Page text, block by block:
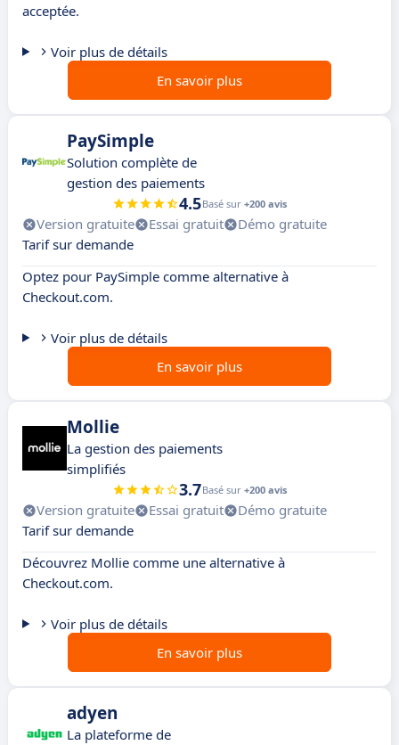
acceptée.
Voir plus de détails
En savoir plus
PaySimple
Solution complète de
gestion des paiements
4.5Basé sur +200 avis
Version gratuite Essai gratuit
Démo gratuite
Tarif sur demande
Optez pour PaySimple comme alternative à
Checkout.com.
Voir plus de détails
En savoir plus
Mollie
La gestion des paiements
simplifiés
3.7Basé sur +200 avis
Version gratuite Essai gratuit
Démo gratuite
Tarif sur demande
Découvrez Mollie comme une alternative à
Checkout.com.
Voir plus de détails
En savoir plus
adyen
La plateforme de